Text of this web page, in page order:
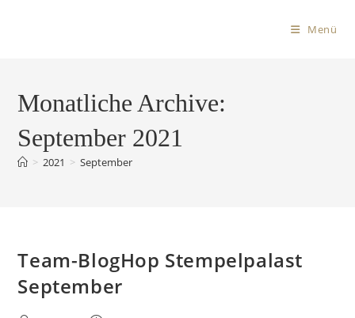
Menü
Monatliche Archive:
September 2021
> 2021 > September
Team-BlogHop Stempelpalast
September